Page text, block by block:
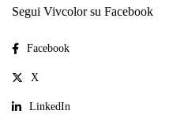
Segui Vivcolor su Facebook
Facebook
X
LinkedIn